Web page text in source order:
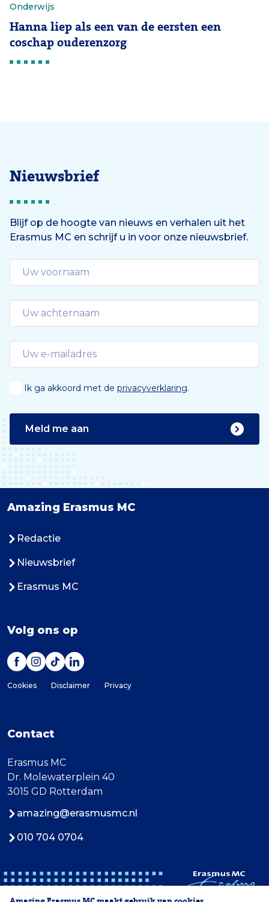
Onderwijs
Hanna liep als een van de eersten een
coschap ouderenzorg
Nieuwsbrief
Blijf op de hoogte van nieuws en verhalen uit het
Erasmus MC en schrijf u in voor onze nieuwsbrief.
Ik ga akkoord met de privacyverklaring.
Meld me aan
Amazing Erasmus MC
Redactie
Nieuwsbrief
Erasmus MC
Volg ons op
Cookies Disclaimer Privacy
Contact
Erasmus MC
Dr. Molewaterplein 40
3015 GD Rotterdam
amazing@erasmusmc.nl
010 704 0704